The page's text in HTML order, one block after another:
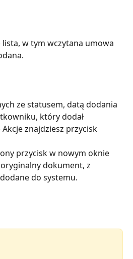
w tym wczytana umowa
ze statusem, datą dodania
który dodał
znajdziesz przycisk
przycisk w nowym oknie
dokument, z
do systemu.